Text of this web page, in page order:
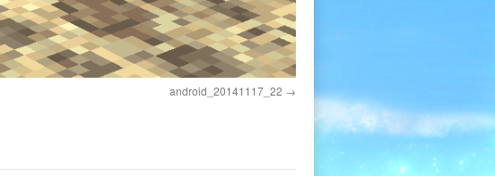
android_20141117_22